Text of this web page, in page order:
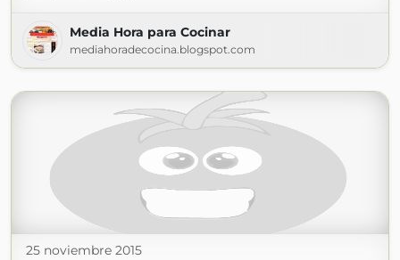
Media Hora para Cocinar
mediahoradecocina.blogspot.com
25 noviembre 2015